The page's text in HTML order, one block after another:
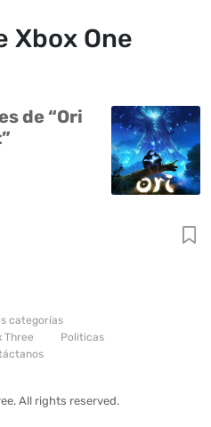
Xbox One
de “Ori
categorías
Three
Politicas
All rights reserved.